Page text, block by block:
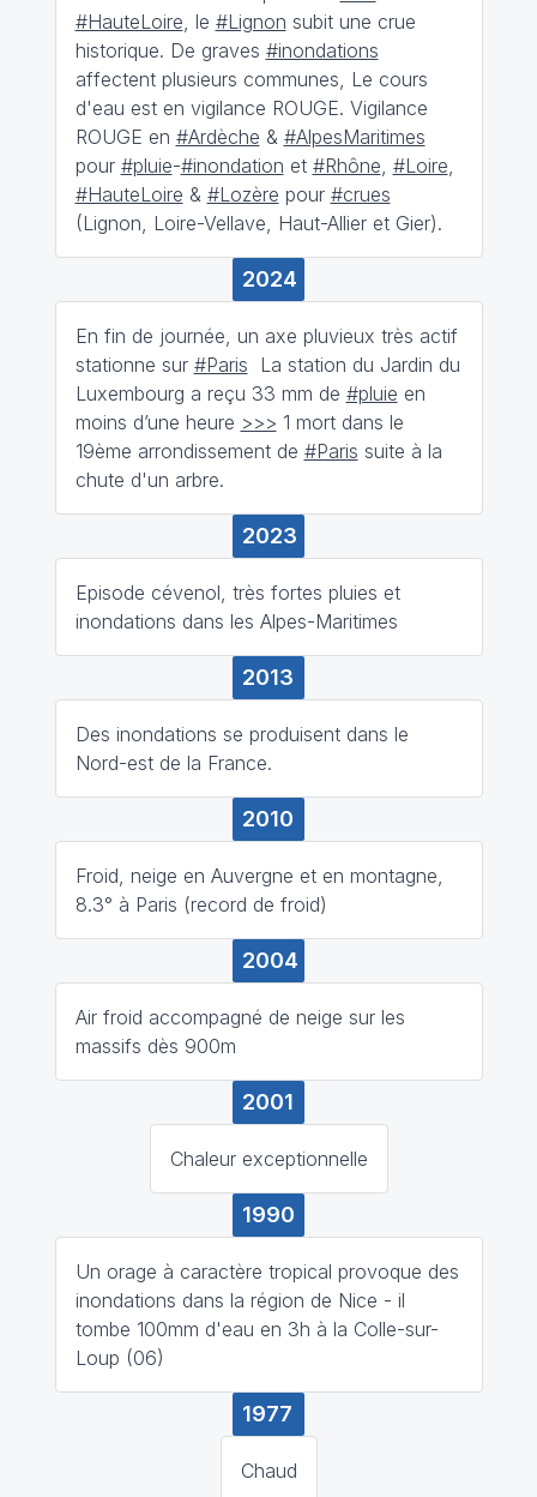
#HauteLoire , le #Lignon subit une crue
historique. De graves #inondations
affectent plusieurs communes, Le cours
d'eau est en vigilance ROUGE. Vigilance
ROUGE en #Ardèche & #AlpesMaritimes
pour #pluie-#inondation et #Rhône #Loire
#HauteLoire & #Lozère pour #crues
(Lignon, Loire-Vellave, Haut-Allier et Gier).
2024
En fin de journée, un axe pluvieux très actif
stationne sur #Paris La station du Jardin du
Luxembourg a reçu 33 mm de #pluie en
moins d’une heure >>> 1 mort dans le
19ème arrondissement de #Paris suite à la
chute d'un arbre.
2023
Episode cévenol, très fortes pluies et
inondations dans les Alpes-Maritimes
2013
Des inondations se produisent dans le
Nord-est de la France.
2010
Froid, neige en Auvergne et en montagne,
8.3° à Paris (record de froid)
2004
Air froid accompagné de neige sur les
massifs dès 900m
2001
Chaleur exceptionnelle
1990
Un orage à caractère tropical provoque des
inondations dans la région de Nice - il
tombe 100mm d'eau en 3h à la Colle-sur-
Loup (06)
1977
Chaud